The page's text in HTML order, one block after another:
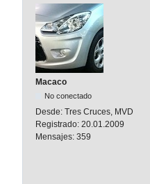
Macaco
No conectado
Desde: Tres Cruces, MVD
Registrado: 20.01.2009
Mensajes: 359